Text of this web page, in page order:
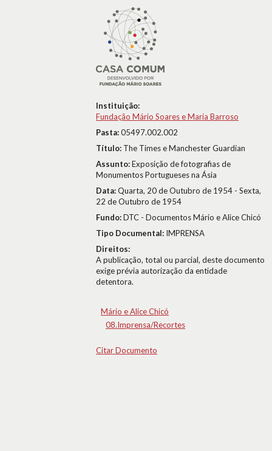
Instituição:
Fundação Mário Soares e Maria Barroso
Pasta:05497.002.002
Título: The Times e Manchester Guardian
Assunto:Exposição de fotografias de
Monumentos Portugueses na Ásia
Data:Quarta, 20 de Outubro de 1954 - Sexta,
22 de Outubro de 1954
Fundo:DTC - Documentos Mário e Alice Chicó
Tipo Documental: IMPRENSA
Direitos:
A publicação, total ou parcial, deste documento
exige prévia autorização da entidade
detentora.
Mário e Alice Chicó
08.Imprensa/Recortes
Citar Documento